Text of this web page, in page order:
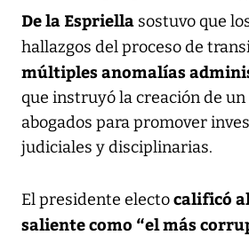
De la Espriella sostuvo que
hallazgos del proceso de
múltiples anomalías
que instruyó la creación de
abogados para promover
judiciales y disciplinarias.
El presidente electocalificó
saliente como “el más